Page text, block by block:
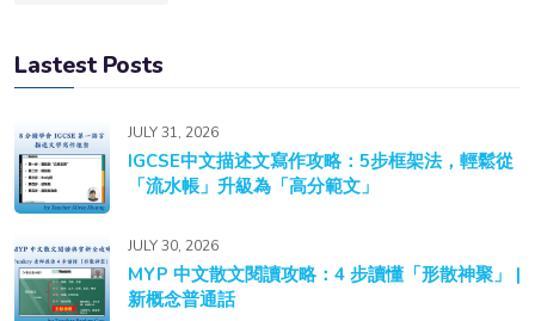
Lastest Posts
JULY 31, 2026
IGCSE中文描述文寫作攻略：5步框架法，輕鬆從
「流水帳」升級為「高分範文」
JULY 30, 2026
MYP 中文散文閱讀攻略：4 步讀懂「形散神聚」 |
新概念普通話